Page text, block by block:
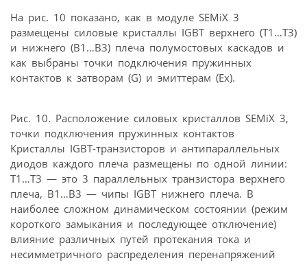
На рис. 10 показано, как в модуле SEMiX 3
размещены силовые кристаллы IGBT верхнего (T1…Т3)
и нижнего (B1…В3) плеча полумостовых каскадов и
как выбраны точки подключения пружинных
контактов к затворам (G) и эмиттерам (Ех).
Рис. 10. Расположение силовых кристаллов SEMiX 3,
точки подключения пружинных контактов
Кристаллы IGBT-транзисторов и антипараллельных
диодов каждого плеча размещены по одной линии:
Т1…Т3 — это 3 параллельных транзистора верхнего
плеча, В1…В3 — чипы IGBT нижнего плеча. В
наиболее сложном динамическом состоянии (режим
короткого замыкания и последующее отключение)
влияние различных путей протекания тока и
несимметричного распределения перенапряжений